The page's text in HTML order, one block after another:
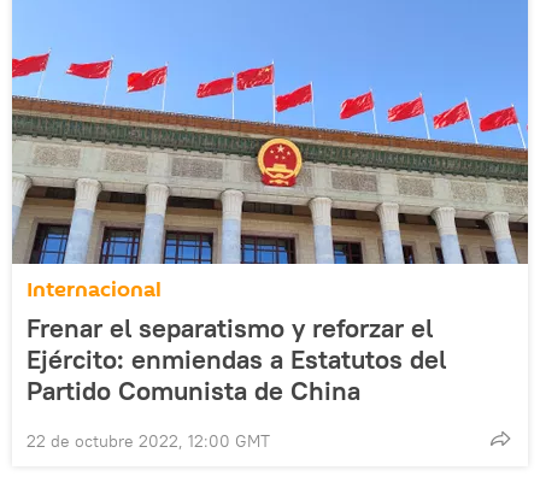
Internacional
Frenar el separatismo y reforzar el
Ejército: enmiendas a Estatutos del
Partido Comunista de China
22 de octubre 2022, 12:00 GMT